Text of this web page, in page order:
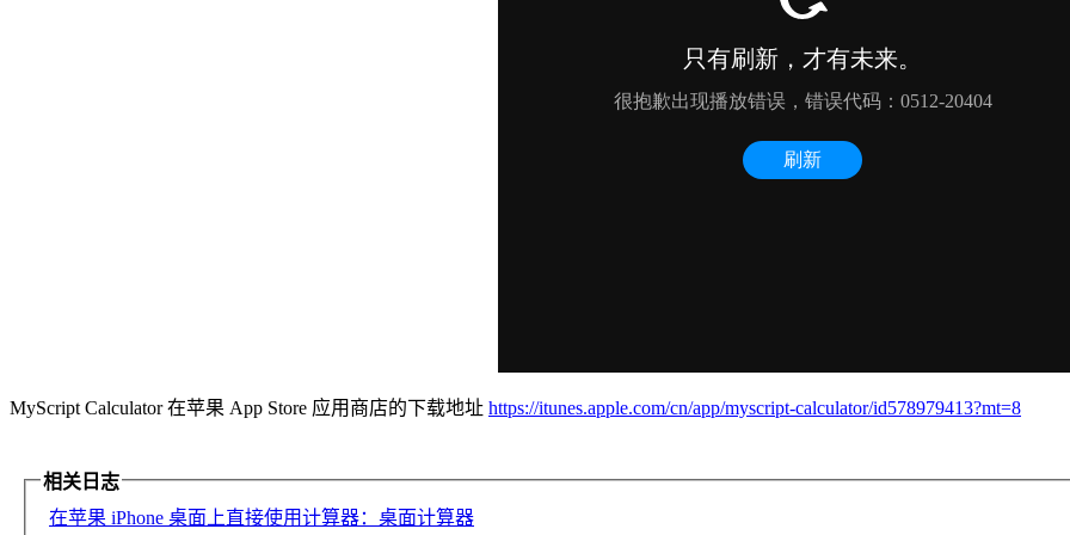
MyScript Calculator 在苹果 App Store 应用商店的下载地址 https://itunes.apple.com/cn/app/myscript-calculator/id578979413?mt=8
相关日志
在苹果 iPhone 桌面上直接使用计算器：桌面计算器